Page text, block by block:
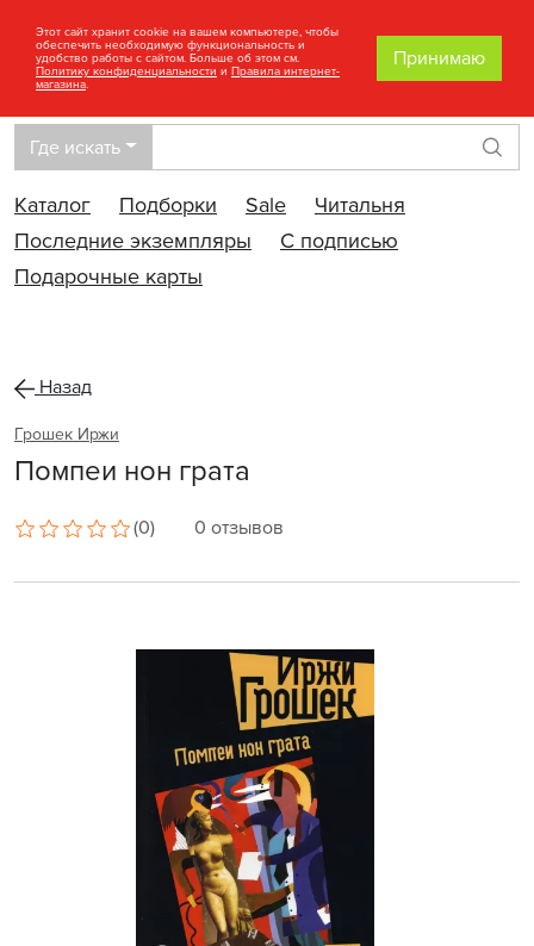
Где искать
Каталог
Подборки Sale
Читальня
Последние экземпляры
С подписью
Подарочные карты
Назад
Грошек Иржи
Помпеи нон грата
(0) 0 отзывов
Этот сайт хранит cookie на вашем компьютере, чтобы
обеспечить необходимую функциональность и
удобство работы с сайтом. Больше об этом см.
Политику конфиденциальности и Правила интернет-
магазина.
Принимаю